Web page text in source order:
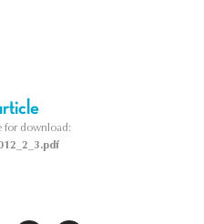
for download: